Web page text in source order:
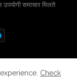
उपयोगी समाचार मिलते
PolicyCheck